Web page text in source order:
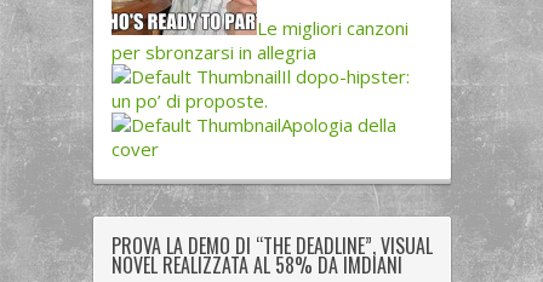
Le migliori canzoni
per sbronzarsi in allegria
Il dopo-hipster:
un po’ di proposte.
Apologia della
cover
PROVA LA DEMO DI “THE DEADLINE”, VISUAL
NOVEL REALIZZATA AL 58% DA IMDIANI